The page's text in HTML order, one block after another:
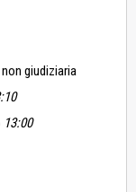
giudiziaria
13:00